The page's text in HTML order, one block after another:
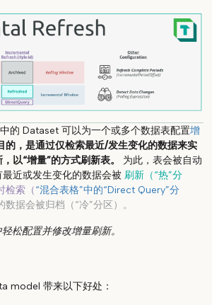
的 Dataset 可以为一个或多个数据表配置增
的，是通过仅检索最近/发生变化的数据来实
以“增量”的方式刷新表。
为此，表会被自动
近或发生变化的数据会被 刷新（“热”分
检索（“混合表格”中的“Direct Query”分
据会被归档（“冷”分区）。
松配置并修改增量刷新。
model 带来以下好处：